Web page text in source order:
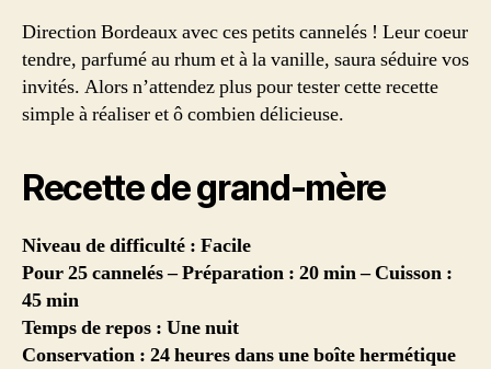
Direction Bordeaux avec ces petits cannelés ! Leur coeur
tendre, parfumé au rhum et à la vanille, saura séduire vos
invités. Alors n’attendez plus pour tester cette recette
simple à réaliser et ô combien délicieuse.
Recette de grand-mère
Niveau de difficulté : Facile
Pour 25 cannelés – Préparation : 20 min – Cuisson :
45 min
Temps de repos : Une nuit
Conservation : 24 heures dans une boîte hermétique